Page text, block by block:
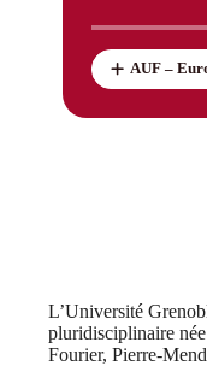
AUF –
L’Université
pluridisciplinaire
Fourier, Pierre-